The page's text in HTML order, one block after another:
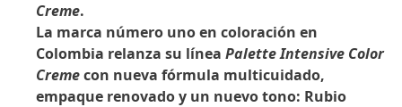
Creme.
La marca número uno en coloración en
Colombia relanza su línea Palette Intensive Color
Cremecon nueva fórmula multicuidado,
empaque renovado y un nuevo tono: Rubio